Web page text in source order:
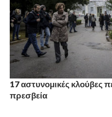
17 αστυνομικές κλούβες
πρεσβεία